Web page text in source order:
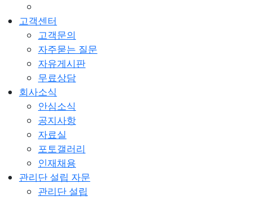
고객센터
고객문의
자주묻는 질문
자유게시판
무료상담
회사소식
안심소식
공지사항
자료실
포토갤러리
인재채용
관리단 설립 자문
관리단 설립